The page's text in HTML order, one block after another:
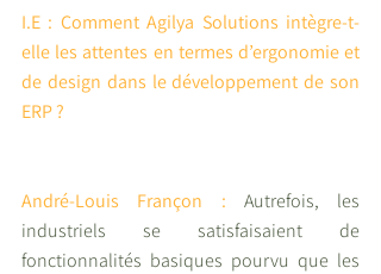
I.E : Comment Agilya Solutions intègre-t-
elle les attentes en termes d’ergonomie et
de design dans le développement de son
ERP ?
André-Louis Françon : Autrefois, les
industriels se satisfaisaient de
fonctionnalités basiques pourvu que les